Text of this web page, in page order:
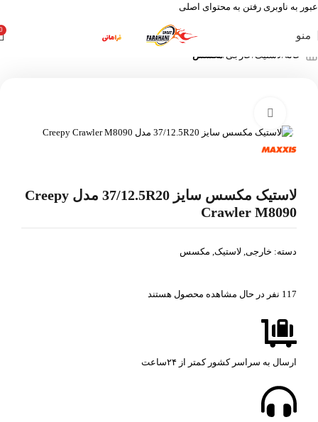
عبور به ناوبری رفتن به محتوای اصلی
منو
خانه لاستیک خارجی مکسس
لاستیک مکسس سایز 37/12.5R20 مدل Creepy
Crawler M8090
دسته: خارجی, لاستیک, مکسس
117 نفر در حال مشاهده محصول هستند
ارسال به سراسر کشور کمتر از ۲۴ساعت